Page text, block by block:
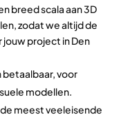
breed scala aan 3D
zodat we altijd de
project in Den
betaalbaar, voor
modellen.
de meest veeleisende